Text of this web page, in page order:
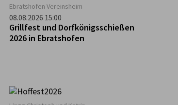
Ebratshofen Vereinsheim
08.08.2026 15:00
Grillfest und Dorfkönigsschießen
2026 in Ebratshofen